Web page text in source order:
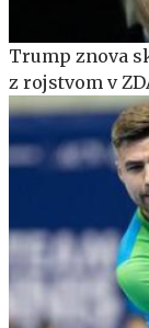
Trump znova
z rojstvom v